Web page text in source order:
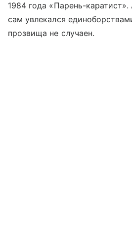
1984 года «Парень-
сам увлекался
прозвища не случаен.